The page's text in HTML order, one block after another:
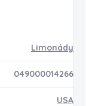
Limonády
049000014266
USA